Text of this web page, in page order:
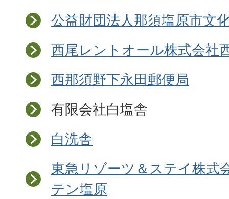
公益財団法人那須塩原市文
西尾レントオール株式会社
西那須野下永田郵便局
有限会社白塩舎
白洗舎
東急リゾーツ＆ステイ株式
テン塩原